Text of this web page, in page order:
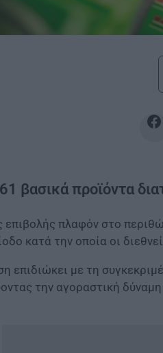
βασικά προϊόντα
επιβολής πλαφόν στο
κατά την οποία οι
επιδιώκει με τη
την αγοραστική